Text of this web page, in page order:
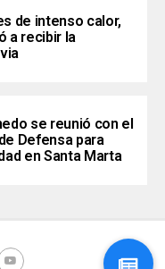
de intenso calor,
a recibir la
se reunió con el
Defensa para
en Santa Marta